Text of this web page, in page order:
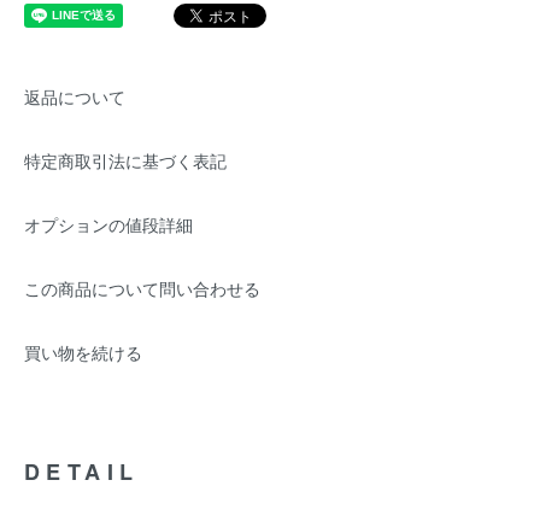
返品について
特定商取引法に基づく表記
オプションの値段詳細
この商品について問い合わせる
買い物を続ける
DETAIL